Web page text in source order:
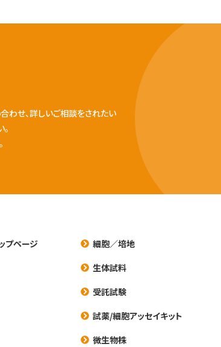
わせ、詳しいご相談をされたい
プページ
細胞／培地
生体試料
受託試験
試薬/細胞アッセイキット
微生物株